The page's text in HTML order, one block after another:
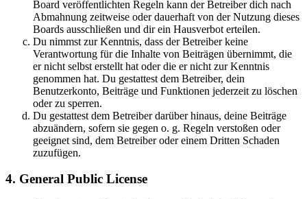
Board veröffentlichten Regeln kann der Betreiber dich nach
Abmahnung zeitweise oder dauerhaft von der Nutzung dieses
Boards ausschließen und dir ein Hausverbot erteilen.
Du nimmst zur Kenntnis, dass der Betreiber keine
Verantwortung für die Inhalte von Beiträgen übernimmt, die
er nicht selbst erstellt hat oder die er nicht zur Kenntnis
genommen hat. Du gestattest dem Betreiber, dein
Benutzerkonto, Beiträge und Funktionen jederzeit zu löschen
oder zu sperren.
Du gestattest dem Betreiber darüber hinaus, deine Beiträge
abzuändern, sofern sie gegen o. g. Regeln verstoßen oder
geeignet sind, dem Betreiber oder einem Dritten Schaden
zuzufügen.
4. General Public License